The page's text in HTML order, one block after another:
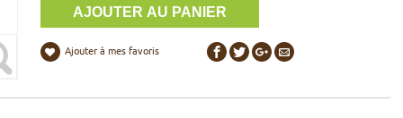
Ajouter à mes favoris